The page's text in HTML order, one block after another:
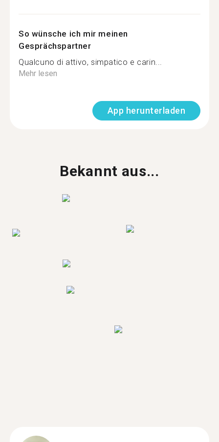
So wünsche ich mir meinen
Gesprächspartner
Qualcuno di attivo, simpatico e carin...
Mehr lesen
App herunterladen
Bekannt aus...